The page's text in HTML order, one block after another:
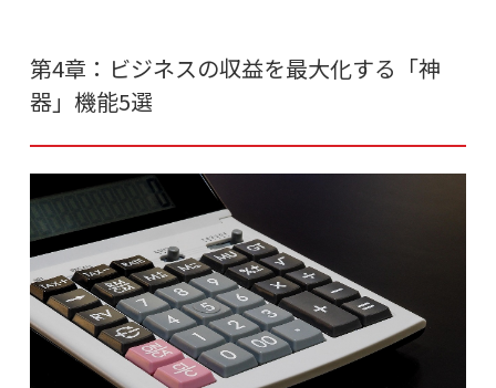
第4章：ビジネスの収益を最大化する「神
器」機能5選